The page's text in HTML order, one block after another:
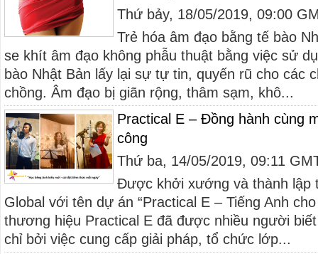
Thứ bảy, 18/05/2019, 09:00
Trẻ hóa âm đạo bằng tế bào
se khít âm đạo không phẫu thuật bằng việc sử
bào Nhật Bản lấy lại sự tự tin, quyến rũ cho các
chồng. Âm đạo bị giãn rộng, thâm sạm, khô...
Practical E – Đồng hành cùng
công
Thứ ba, 14/05/2019, 09:11
Được khởi xướng và thành lập
Global với tên dự án “Practical E – Tiếng Anh
thương hiệu Practical E đã được nhiều người
chỉ bởi việc cung cấp giải pháp, tổ chức lớp...